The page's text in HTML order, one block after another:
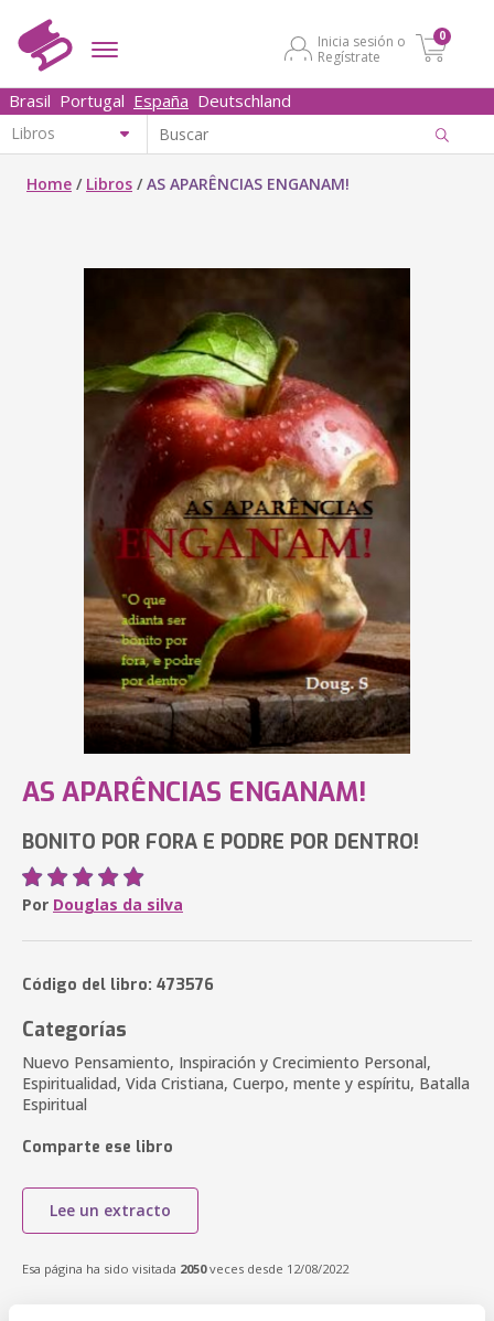
Inicia sesión o
Regístrate
0
Brasil Portugal España Deutschland
Home / Libros /AS APARÊNCIAS ENGANAM!
AS APARÊNCIAS ENGANAM!
BONITO POR FORA E PODRE POR DENTRO!
Por Douglas da silva
Código del libro: 473576
Categorías
Nuevo Pensamiento, Inspiración y Crecimiento Personal,
Espiritualidad, Vida Cristiana, Cuerpo, mente y espíritu, Batalla
Espiritual
Comparte ese libro
Lee un extracto
Esa página ha sido visitada 2050veces desde 12/08/2022